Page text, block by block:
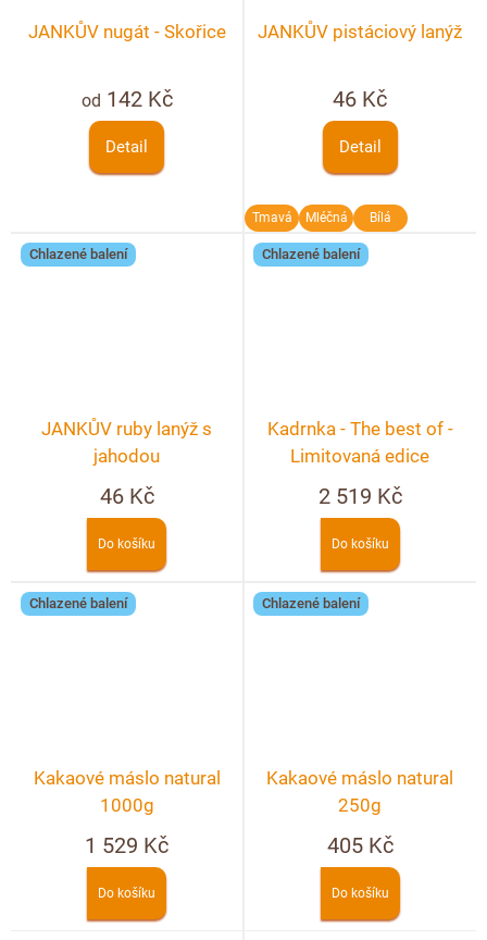
JANKŮV nugát - Skořice
od 142 Kč
Detail
JANKŮV pistáciový lanýž
46 Kč
Detail
Tmavá Mléčná Bílá
Chlazené balení
JANKŮV ruby lanýž s
jahodou
46 Kč
Do košíku
Chlazené balení
Kadrnka - The best of -
Limitovaná edice
2 519 Kč
Do košíku
Chlazené balení
Kakaové máslo natural
1000g
1 529 Kč
Do košíku
Chlazené balení
Kakaové máslo natural
250g
405 Kč
Do košíku